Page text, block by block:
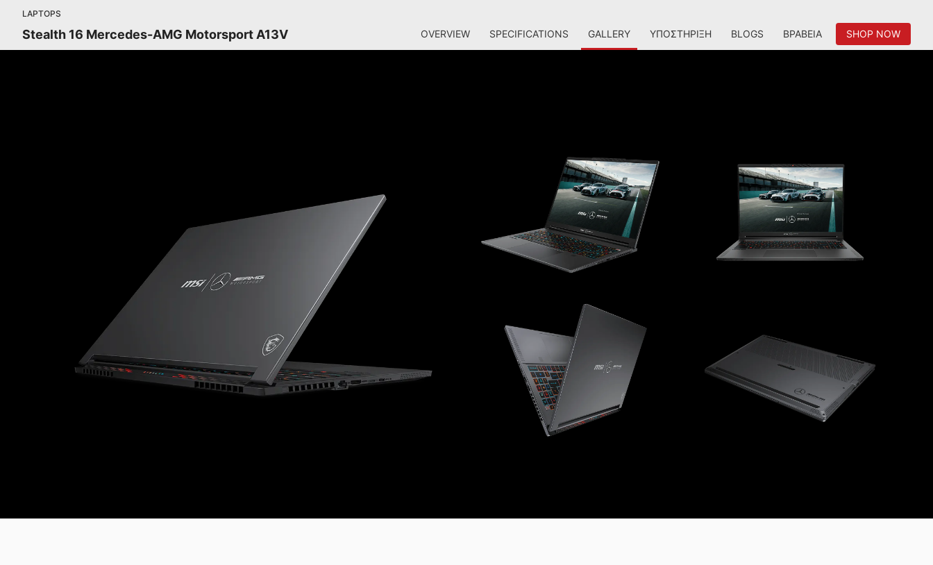
LAPTOPS
Stealth 16 Mercedes-AMG Motorsport A13V OVERVIEW SPECIFICATIONS GALLERY ΥΠΟΣΤΉΡΙΞΗ BLOGS ΒΡΑΒΕΊΑ SHOP NOW